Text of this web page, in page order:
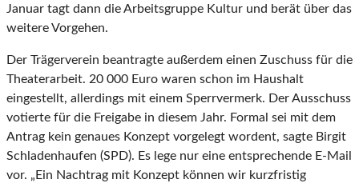
Januar tagt dann die Arbeitsgruppe Kultur und berät über das
weitere Vorgehen.
Der Trägerverein beantragte außerdem einen Zuschuss für die
Theaterarbeit. 20 000 Euro waren schon im Haushalt
eingestellt, allerdings mit einem Sperrvermerk. Der Ausschuss
votierte für die Freigabe in diesem Jahr. Formal sei mit dem
Antrag kein genaues Konzept vorgelegt wordent, sagte Birgit
Schladenhaufen (SPD). Es lege nur eine entsprechende E-Mail
vor. „Ein Nachtrag mit Konzept können wir kurzfristig